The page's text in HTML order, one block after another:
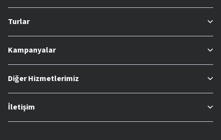
Turlar
Kampanyalar
Diğer Hizmetlerimiz
İletişim